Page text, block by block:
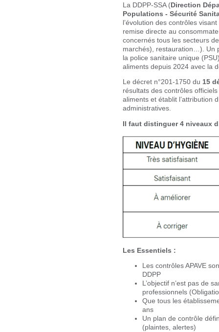
La DDPP-SSA (Direction
Populations - Sécurité
l’évolution des contrôles
remise directe au
concernés tous les secteurs
marchés), restauration…). Un
la police sanitaire unique
aliments depuis 2024 avec la
Le décret n°201-1750 du 15
résultats des contrôles
aliments et établit l’attribution
administratives.
Il faut distinguer 4 niveaux
Les Essentiels :
Les contrôles APAVE
DDPP
L’objectif n’est pas de
professionnels
Que tous les
ans
Un plan de contrôle
(plaintes, alertes)